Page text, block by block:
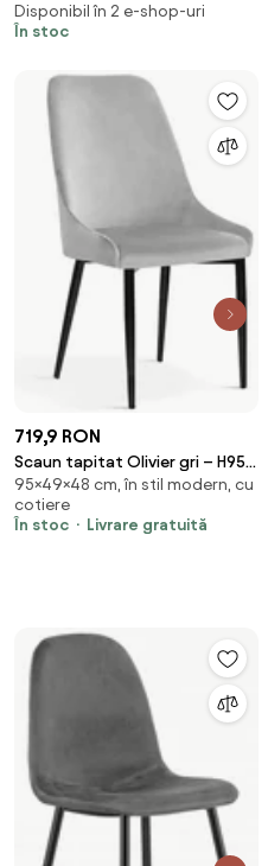
Disponibil în 2 e-shop-uri
În stoc
719,9 RON
Scaun tapitat Olivier gri – H95
cm
95×49×48 cm, în stil modern, cu
cotiere
În stoc
Livrare gratuită